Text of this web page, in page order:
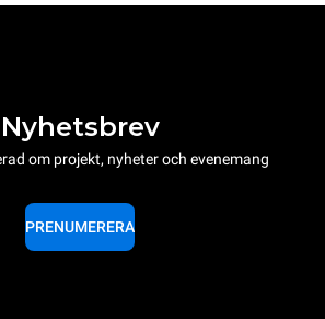
Nyhetsbrev
om projekt, nyheter och evenemang
PRENUMERERA